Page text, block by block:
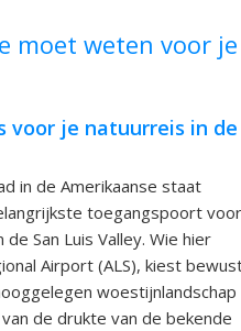
moet weten voor je
voor je natuurreis in de
in de Amerikaanse staat
toegangspoort voor
San Luis Valley. Wie hier
Airport (ALS), kiest
woestijnlandschap
de drukte van de bekende